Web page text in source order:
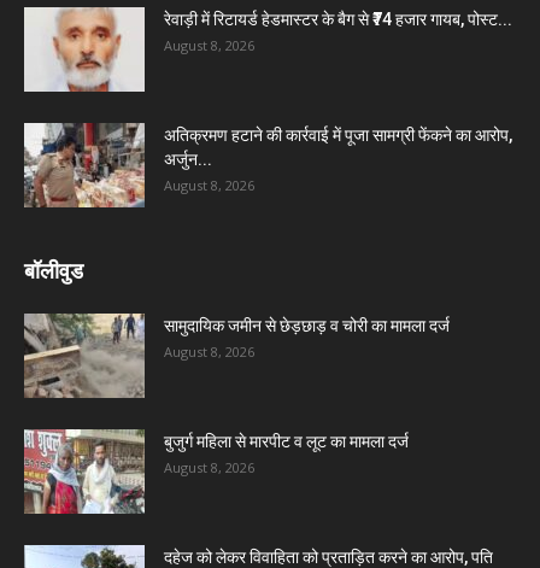
रेवाड़ी में रिटायर्ड हेडमास्टर के बैग से ₹74 हजार गायब, पोस्ट...
August 8, 2026
अतिक्रमण हटाने की कार्रवाई में पूजा सामग्री फेंकने का आरोप,
अर्जुन...
August 8, 2026
बॉलीवुड
सामुदायिक जमीन से छेड़छाड़ व चोरी का मामला दर्ज
August 8, 2026
बुजुर्ग महिला से मारपीट व लूट का मामला दर्ज
August 8, 2026
दहेज को लेकर विवाहिता को प्रताड़ित करने का आरोप, पति